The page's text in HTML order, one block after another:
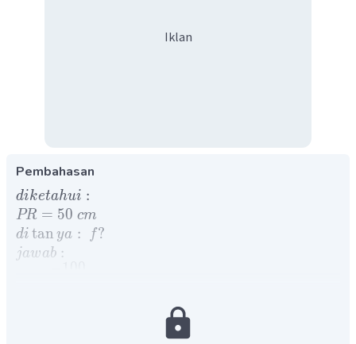
Iklan
Pembahasan
diketahui :
PR = 50 cm
di tan ya : f?
jawab :